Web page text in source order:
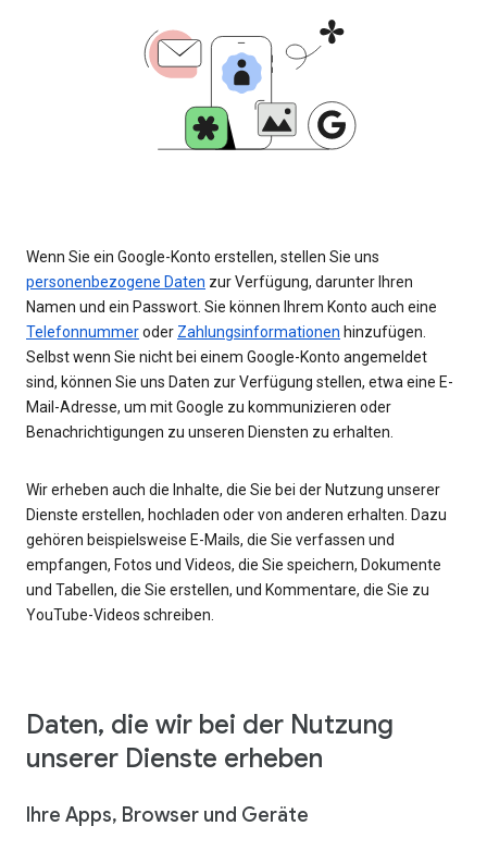
Wenn Sie ein Google-Konto erstellen, stellen Sie uns
personenbezogene Daten zur Verfügung, darunter Ihren
Namen und ein Passwort. Sie können Ihrem Konto auch eine
Telefonnummeroder Zahlungsinformationen hinzufügen.
Selbst wenn Sie nicht bei einem Google-Konto angemeldet
sind, können Sie uns Daten zur Verfügung stellen, etwa eine E-
Mail-Adresse, um mit Google zu kommunizieren oder
Benachrichtigungen zu unseren Diensten zu erhalten.
Wir erheben auch die Inhalte, die Sie bei der Nutzung unserer
Dienste erstellen, hochladen oder von anderen erhalten. Dazu
gehören beispielsweise E-Mails, die Sie verfassen und
empfangen, Fotos und Videos, die Sie speichern, Dokumente
und Tabellen, die Sie erstellen, und Kommentare, die Sie zu
YouTube-Videos schreiben.
Daten, die wir bei der Nutzung
unserer Dienste erheben
Ihre Apps, Browser und Geräte